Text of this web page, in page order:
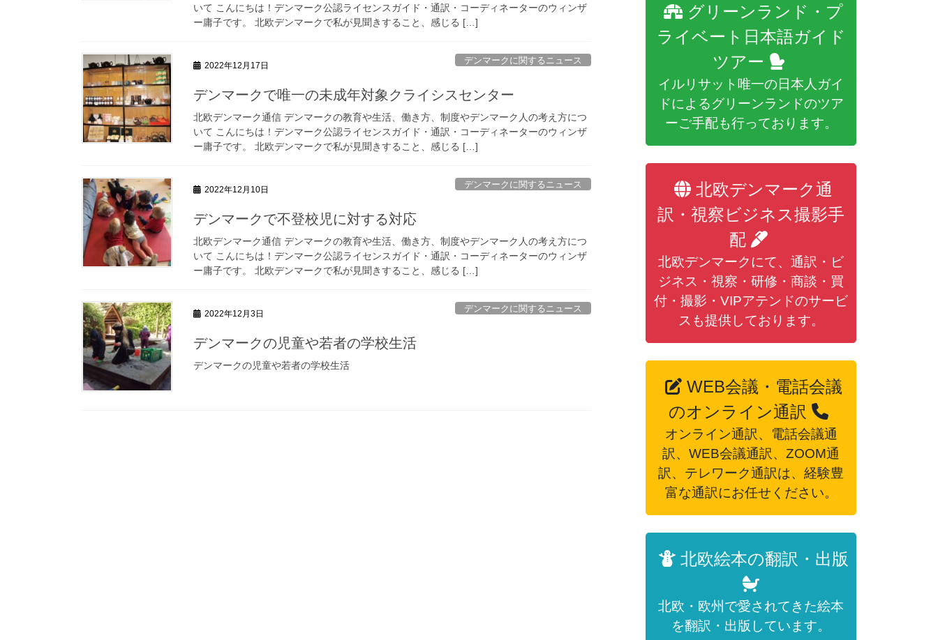
いて こんにちは！デンマーク公認ライセンスガイド・通訳・コーディネーターのウィンザ
ー庸子です。 北欧デンマークで私が見聞きすること、感じる […]
2022年12月17日
デンマークに関するニュース
デンマークで唯一の未成年対象クライシスセンター
北欧デンマーク通信 デンマークの教育や生活、働き方、制度やデンマーク人の考え方につ
いて こんにちは！デンマーク公認ライセンスガイド・通訳・コーディネーターのウィンザ
ー庸子です。 北欧デンマークで私が見聞きすること、感じる […]
2022年12月10日
デンマークに関するニュース
デンマークで不登校児に対する対応
北欧デンマーク通信 デンマークの教育や生活、働き方、制度やデンマーク人の考え方につ
いて こんにちは！デンマーク公認ライセンスガイド・通訳・コーディネーターのウィンザ
ー庸子です。 北欧デンマークで私が見聞きすること、感じる […]
2022年12月3日
デンマークに関するニュース
デンマークの児童や若者の学校生活
デンマークの児童や若者の学校生活
グリーンランド・プ
ライベート日本語ガイド
ツアー
イルリサット唯一の日本人ガイ
ドによるグリーンランドのツア
ーご手配も行っております。
北欧デンマーク通
訳・視察ビジネス撮影手
配
北欧デンマークにて、通訳・ビ
ジネス・視察・研修・商談・買
付・撮影・VIPアテンドのサービ
スも提供しております。
WEB会議・電話会議
のオンライン通訳
オンライン通訳、電話会議通
訳、WEB会議通訳、ZOOM通
訳、テレワーク通訳は、経験豊
富な通訳にお任せください。
北欧絵本の翻訳・出版
北欧・欧州で愛されてきた絵本
を翻訳・出版しています。